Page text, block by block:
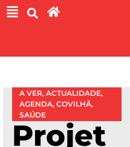
A VER, ACTUALIDADE,
AGENDA, COVILHÃ,
SAÚDE
Projet